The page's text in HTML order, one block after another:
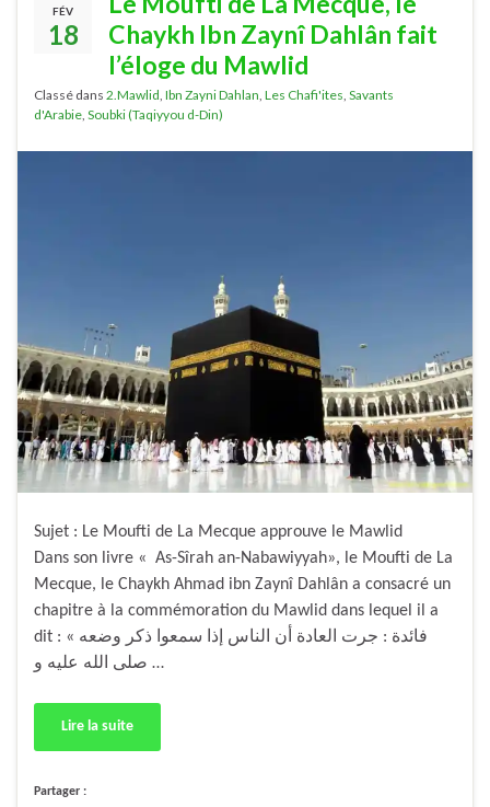
FÉV
18
Chaykh Ibn Zaynî Dahlân fait
l’éloge du Mawlid
Classé dans 2.Mawlid Ibn Zayni Dahlan Les Chafi'ites Savants
d'Arabie Soubki (Taqiyyou d-Din)
Sujet : Le Moufti de La Mecque approuve le Mawlid
Dans son livre « As-Sîrah an-Nabawiyyah», le Moufti de La
Mecque, le Chaykh Ahmad ibn Zaynî Dahlân a consacré un
chapitre à la commémoration du Mawlid dans lequel il a
dit : « فائدة : جرت العادة أن الناس إذا سمعوا ذكر وضعه
صلى الله عليه و …
Lire la suite
Partager :